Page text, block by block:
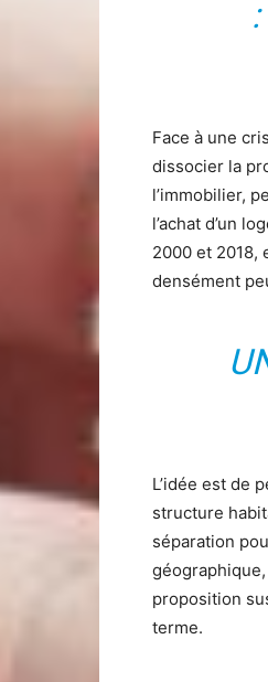
Face à une
dissocier la
l’immobilier,
l’achat d’un
2000 et 2018,
densément
L’idée est de
structure
séparation
proposition
terme.